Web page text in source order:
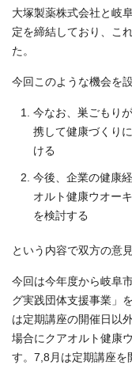
大塚製薬株式会社と岐
定を締結しており、こ
た。
今回このような機会を
今なお、巣ごもり
携して健康づくり
ける
今後、企業の健康
オルト健康ウオー
を検討する
という内容で双方の意
今回は今年度から岐阜
グ実践団体支援事業」
は定期講座の開催日以
場合にクアオルト健康
す。7,8月は定期講座を